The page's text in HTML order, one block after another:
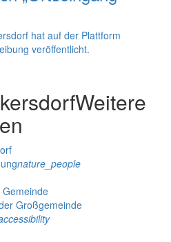
hat auf der Plattform
veröffentlicht.
Weitere
nature_people
Großgemeinde